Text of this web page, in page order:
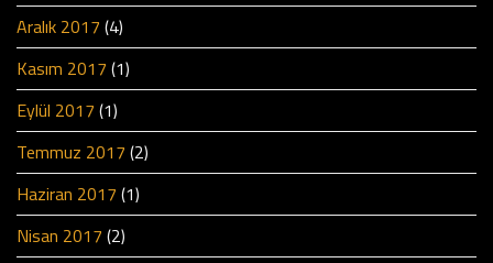
Aralık 2017 (4)
Kasım 2017 (1)
Eylül 2017 (1)
Temmuz 2017 (2)
Haziran 2017 (1)
Nisan 2017 (2)